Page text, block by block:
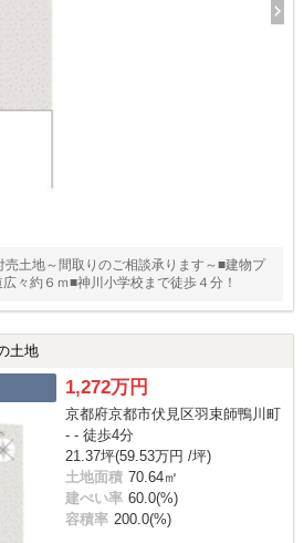
土地～間取りのご相談承ります～■建物プ
々約６ｍ■神川小学校まで徒歩４分！
土地
1,272万円
京都府京都市伏見区羽束師鴨川町
- - 徒歩4分
21.37坪(59.53万円 /坪)
土地面積 70.64㎡
建ぺい率 60.0(%)
容積率 200.0(%)